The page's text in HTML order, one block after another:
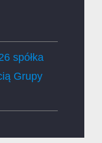
spółka
Grupy